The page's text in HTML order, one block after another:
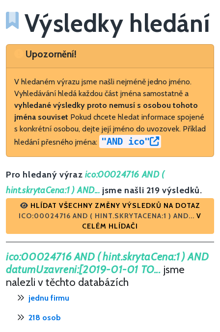
Výsledky hledání
Upozornění
Upozornění!
V hledaném výrazu jsme našli nejméně jedno jméno.
Vyhledávání hledá každou část jména samostatně a
vyhledané výsledky proto nemusí s osobou tohoto
jména souviset Pokud chcete hledat informace spojené
s konkrétní osobou, dejte její jméno do uvozovek. Příklad
hledání přesného jména: "AND ico"
Pro hledaný výraz ico:00024716 AND (
hint.skrytaCena:1 ) AND... jsme našli 219 výsledků.
HLÍDAT VŠECHNY ZMĚNY VÝSLEDKŮ NA DOTAZ
ICO:00024716 AND ( HINT.SKRYTACENA:1 ) AND... V
CELÉM HLÍDAČI
ico:00024716 AND ( hint.skrytaCena:1 ) AND
datumUzavreni:[2019-01-01 TO... jsme
nalezli v těchto databázích
jednu firmu
218 osob